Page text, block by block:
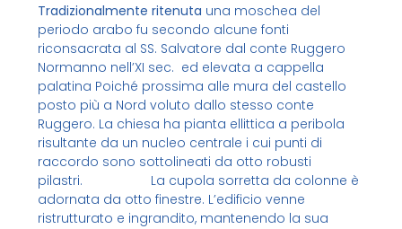
Tradizionalmente ritenuta una moschea del
periodo arabo fu secondo alcune fonti
riconsacrata al SS. Salvatore dal conte Ruggero
Normanno nell’XI sec. ed elevata a cappella
palatina Poiché prossima alle mura del castello
posto più a Nord voluto dallo stesso conte
Ruggero. La chiesa ha pianta ellittica a peribola
risultante da un nucleo centrale i cui punti di
raccordo sono sottolineati da otto robusti
pilastri. La cupola sorretta da colonne è
adornata da otto finestre. L’edificio venne
ristrutturato e ingrandito, mantenendo la sua